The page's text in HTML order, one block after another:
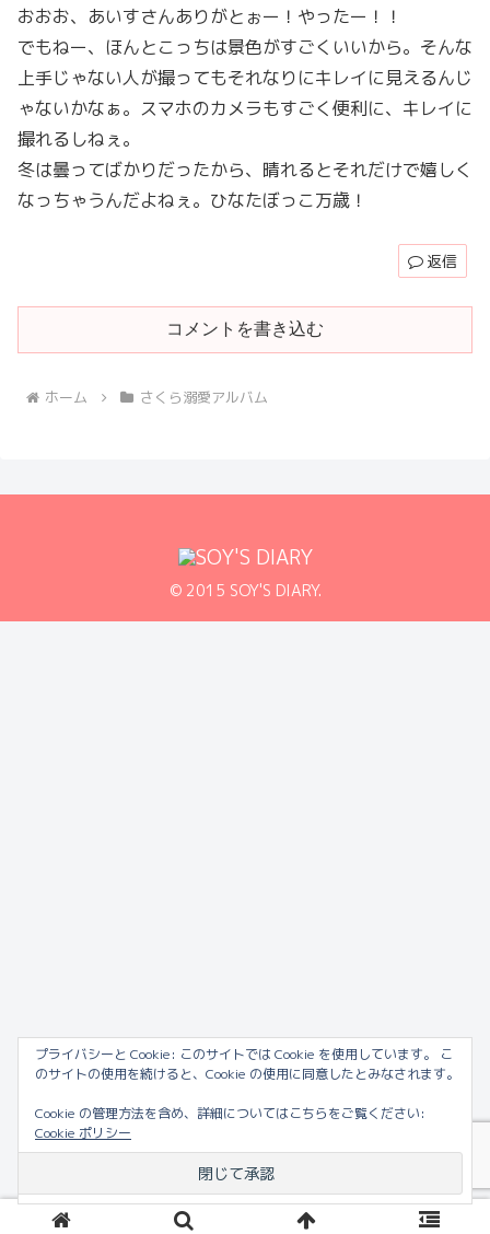
おおお、あいすさんありがとぉー！やったー！！
でもねー、ほんとこっちは景色がすごくいいから。そんな
上手じゃない人が撮ってもそれなりにキレイに見えるんじ
ゃないかなぁ。スマホのカメラもすごく便利に、キレイに
撮れるしねぇ。
冬は曇ってばかりだったから、晴れるとそれだけで嬉しく
なっちゃうんだよねぇ。ひなたぼっこ万歳！
返信
コメントを書き込む
ホーム さくら溺愛アルバム
© 2015 SOY'S DIARY.
プライバシーと Cookie: このサイトでは Cookie を使用しています。 こ
のサイトの使用を続けると、Cookie の使用に同意したとみなされます。
Cookie の管理方法を含め、詳細についてはこちらをご覧ください:
Cookie ポリシー